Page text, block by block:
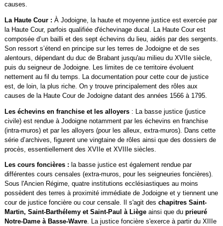
causes.
La Haute Cour : À Jodoigne, la haute et moyenne justice est exercée par
la Haute Cour, parfois qualifiée d'échevinage ducal. La Haute Cour est
composée d’un bailli et des sept échevins du lieu, aidés par des sergents.
Son ressort s’étend en principe sur les terres de Jodoigne et de ses
alentours, dépendant du duc de Brabant jusqu'au milieu du XVIIe siècle,
puis du seigneur de Jodoigne. Les limites de ce territoire évoluent
nettement au fil du temps. La documentation pour cette cour de justice
est, de loin, la plus riche. On y trouve principalement des rôles aux
causes de la Haute Cour de Jodoigne datant des années 1566 à 1795.
Les échevins en franchise et les alloyers: La basse justice (justice
civile) est rendue à Jodoigne notamment par les échevins en franchise
(intra-muros) et par les alloyers (pour les alleux, extra-muros). Dans cette
série d’archives, figurent une vingtaine de rôles ainsi que des dossiers de
procès, essentiellement des XVIIe et XVIIIe siècles.
Les cours foncières : la basse justice est également rendue par
différentes cours censales (extra-muros, pour les seigneuries foncières).
Sous l'Ancien Régime, quatre institutions ecclésiastiques au moins
possèdent des terres à proximité immédiate de Jodoigne et y tiennent une
cour de justice foncière ou cour censale. Il s'agit des chapitres Saint-
Martin, Saint-Barthélemy et Saint-Paul à Liège ainsi que du prieuré
Notre-Dame à Basse-Wavre. La justice foncière s'exerce à partir du XIIIe